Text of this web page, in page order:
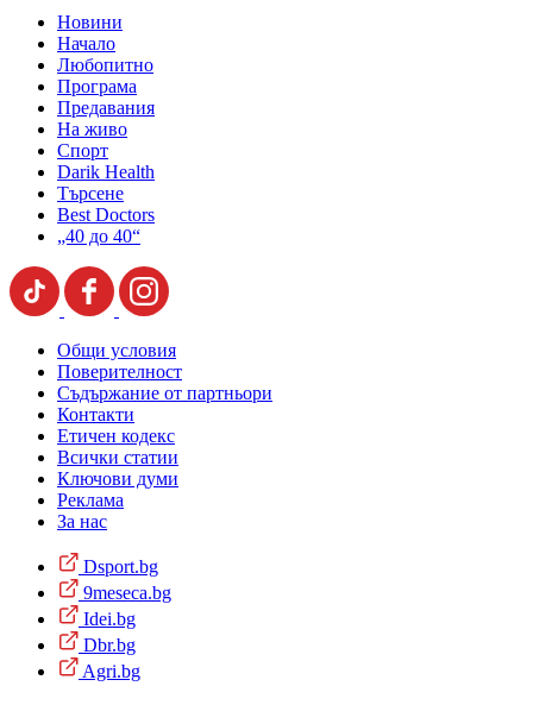
Новини
Начало
Любопитно
Програма
Предавания
На живо
Спорт
Darik Health
Търсене
Best Doctors
„40 до 40“
Общи условия
Поверителност
Съдържание от партньори
Контакти
Етичен кодекс
Всички статии
Ключови думи
Реклама
За нас
Dsport.bg
9meseca.bg
Idei.bg
Dbr.bg
Agri.bg